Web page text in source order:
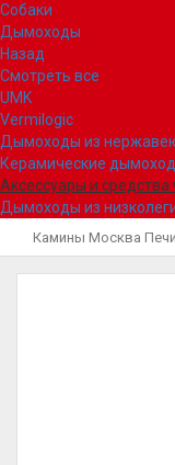
Собаки
Дымоходы
Назад
Смотреть все
UMK
Vermilogic
Дымоходы из
Керамические
Аксессуары и
Дымоходы из
Камины Москва Печи